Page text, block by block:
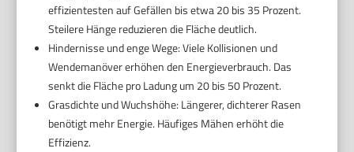
effizientesten auf Gefällen bis etwa 20 bis 35 Prozent.
Steilere Hänge reduzieren die Fläche deutlich.
Hindernisse und enge Wege: Viele Kollisionen und
Wendemanöver erhöhen den Energieverbrauch. Das
senkt die Fläche pro Ladung um 20 bis 50 Prozent.
Grasdichte und Wuchshöhe: Längerer, dichterer Rasen
benötigt mehr Energie. Häufiges Mähen erhöht die
Effizienz.